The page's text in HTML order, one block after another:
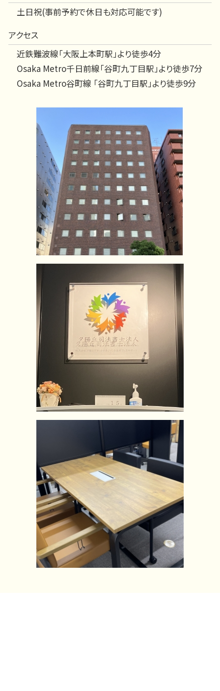
土日祝(事前予約で休日も対応可能です)
アクセス
近鉄難波線「大阪上本町駅」より徒歩4分
Osaka Metro千日前線「谷町九丁目駅」より徒歩7分
Osaka Metro谷町線 「谷町九丁目駅」より徒歩9分